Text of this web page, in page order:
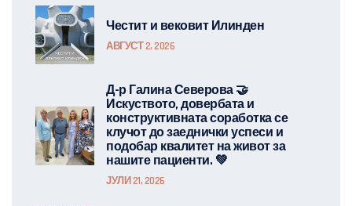
Честит и вековит Илинден
АВГУСТ 2, 2026
Д-р Галина Северова 🤝
Искуството, довербата и
конструктивната соработка се
клучот до заеднички успеси и
подобар квалитет на живот за
нашите пациенти. 💚
ЈУЛИ 21, 2026